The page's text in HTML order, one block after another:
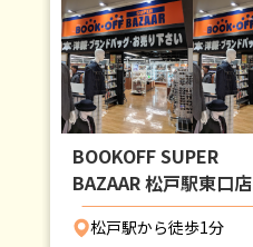
BOOKOFF SUPER
BAZAAR 松戸駅東口店
松戸駅から徒歩1分